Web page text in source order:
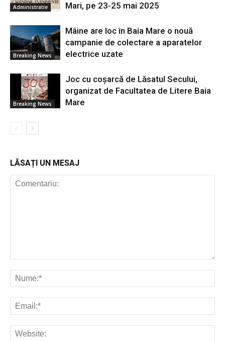
Administratie
Mari, pe 23-25 mai 2025
Breaking News
Mâine are loc în Baia Mare o nouă
campanie de colectare a aparatelor
electrice uzate
Breaking News
Joc cu coșarcă de Lăsatul Secului,
organizat de Facultatea de Litere Baia
Mare
LĂSAȚI UN MESAJ